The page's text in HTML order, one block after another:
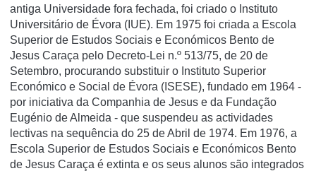
antiga Universidade fora fechada, foi criado o Instituto
Universitário de Évora (IUE). Em 1975 foi criada a Escola
Superior de Estudos Sociais e Económicos Bento de
Jesus Caraça pelo Decreto-Lei n.º 513/75, de 20 de
Setembro, procurando substituir o Instituto Superior
Económico e Social de Évora (ISESE), fundado em 1964 -
por iniciativa da Companhia de Jesus e da Fundação
Eugénio de Almeida - que suspendeu as actividades
lectivas na sequência do 25 de Abril de 1974. Em 1976, a
Escola Superior de Estudos Sociais e Económicos Bento
de Jesus Caraça é extinta e os seus alunos são integrados